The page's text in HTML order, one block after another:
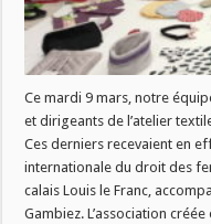
Ce mardi 9 mars, notre
et dirigeants de l’atelier
Ces derniers recevaient en
internationale du droit des
calais Louis le Franc,
Gambiez. L’association